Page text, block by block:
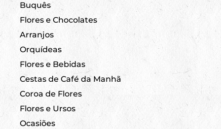
Buquês
Flores e Chocolates
Arranjos
Orquídeas
Flores e Bebidas
Cestas de Café da Manhã
Coroa de Flores
Flores e Ursos
Ocasiões